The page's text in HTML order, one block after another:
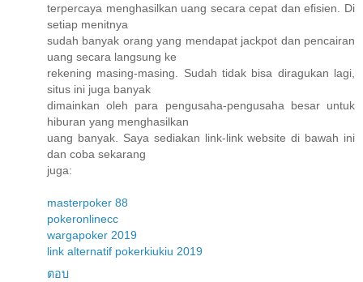
terpercaya menghasilkan uang secara cepat dan efisien. Di
setiap menitnya
sudah banyak orang yang mendapat jackpot dan pencairan
uang secara langsung ke
rekening masing-masing. Sudah tidak bisa diragukan lagi,
situs ini juga banyak
dimainkan oleh para pengusaha-pengusaha besar untuk
hiburan yang menghasilkan
uang banyak. Saya sediakan link-link website di bawah ini
dan coba sekarang
juga:
masterpoker 88
pokeronlinecc
wargapoker 2019
link alternatif pokerkiukiu 2019
ตอบ